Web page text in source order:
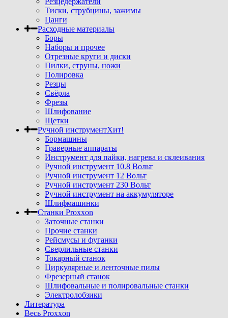
Тиски, струбцины, зажимы
Цанги
Расходные материалы
Боры
Наборы и прочее
Отрезные круги и диски
Пилки, струны, ножи
Полировка
Резцы
Свёрла
Фрезы
Шлифование
Щетки
Ручной инструментХит!
Бормашины
Граверные аппараты
Инструмент для пайки, нагрева и склеивания
Ручной инструмент 10.8 Вольт
Ручной инструмент 12 Вольт
Ручной инструмент 230 Вольт
Ручной инструмент на аккумуляторе
Шлифмашинки
Станки Proxxon
Заточные станки
Прочие станки
Рейсмусы и фуганки
Сверлильные станки
Токарный станок
Циркулярные и ленточные пилы
Фрезерный станок
Шлифовальные и полировальные станки
Электролобзики
Литература
Весь Proxxon